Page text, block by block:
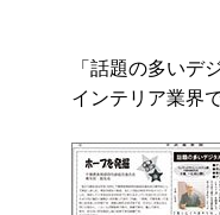
「話題の多いデ
インテリア業界